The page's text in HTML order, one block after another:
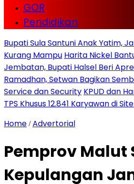
GOR
Pendidikan
Bupati Sula Santuni Anak Yatim,
Kurang Mampu Harita Nickel
Jembatan, Bupati Halsel Beri
Ramadhan, Setwan Bagikan
Service dan Security KPUD dan
TPS Khusus 12.841 Karyawan di
Home /Advertorial
Pemprov Malut
Kepulangan